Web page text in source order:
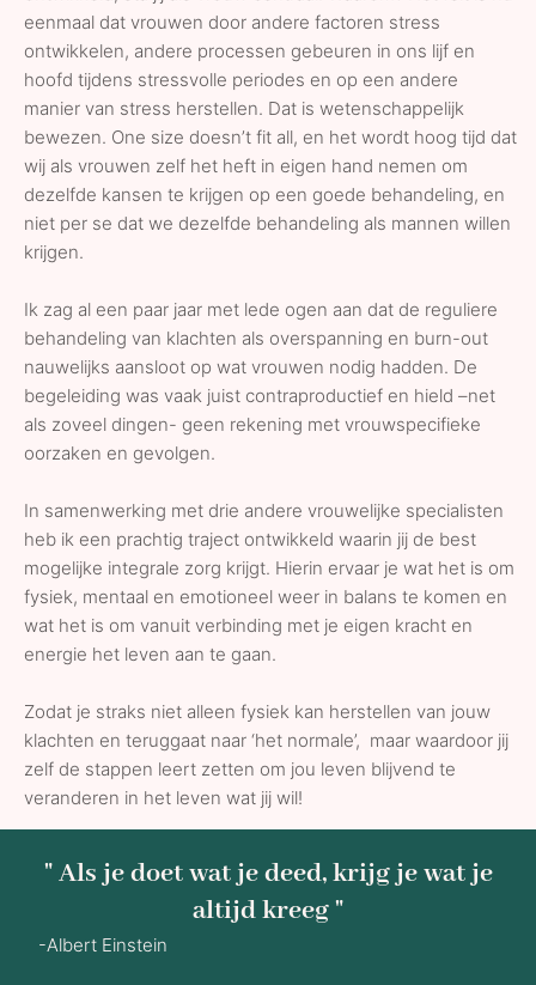
eenmaal dat vrouwen door andere factoren stress
ontwikkelen, andere processen gebeuren in ons lijf en
hoofd tijdens stressvolle periodes en op een andere
manier van stress herstellen. Dat is wetenschappelijk
bewezen. One size doesn’t fit all, en het wordt hoog tijd dat
wij als vrouwen zelf het heft in eigen hand nemen om
dezelfde kansen te krijgen op een goede behandeling, en
niet per se dat we dezelfde behandeling als mannen willen
krijgen.
Ik zag al een paar jaar met lede ogen aan dat de reguliere
behandeling van klachten als overspanning en burn-out
nauwelijks aansloot op wat vrouwen nodig hadden. De
begeleiding was vaak juist contraproductief en hield –net
als zoveel dingen- geen rekening met vrouwspecifieke
oorzaken en gevolgen.
In samenwerking met drie andere vrouwelijke specialisten
heb ik een prachtig traject ontwikkeld waarin jij de best
mogelijke integrale zorg krijgt. Hierin ervaar je wat het is om
fysiek, mentaal en emotioneel weer in balans te komen en
wat het is om vanuit verbinding met je eigen kracht en
energie het leven aan te gaan.
Zodat je straks niet alleen fysiek kan herstellen van jouw
klachten en teruggaat naar ‘het normale’, maar waardoor jij
zelf de stappen leert zetten om jou leven blijvend te
veranderen in het leven wat jij wil!
" Als je doet wat je deed, krijg je wat je
altijd kreeg "
-Albert Einstein